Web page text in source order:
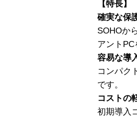
【特長】
確実な保
SOHOか
アント
容易な導
コンパク
です。
コストの
初期導入